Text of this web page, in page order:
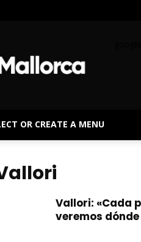
OR CREATE A MENU
Vallori: «Cada
veremos